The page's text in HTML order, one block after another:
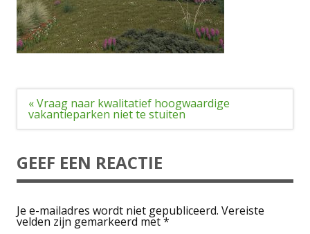
Bericht
navigatie
« Vraag naar kwalitatief hoogwaardige
vakantieparken niet te stuiten
GEEF EEN REACTIE
Je e-mailadres wordt niet gepubliceerd. Vereiste
velden zijn gemarkeerd met*